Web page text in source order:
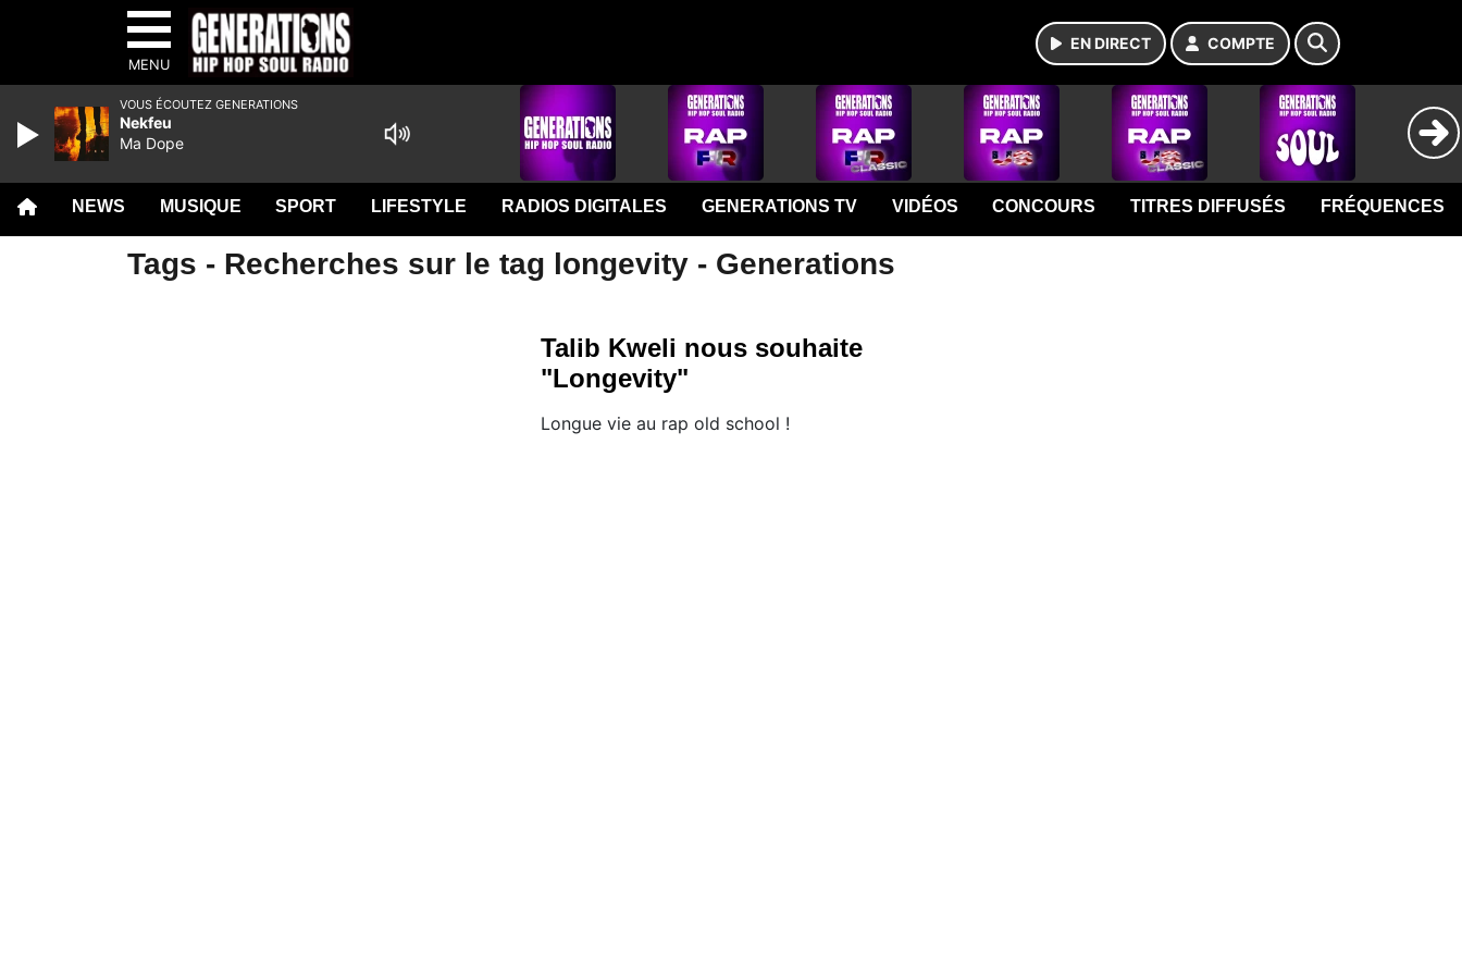
MENU
EN DIRECT COMPTE
NEWS MUSIQUE SPORT LIFESTYLE RADIOS DIGITALES GENERATIONS TV VIDÉOS CONCOURS TITRES DIFFUSÉS FRÉQUENCES
Tags - Recherches sur le tag longevity - Generations
Talib Kweli nous souhaite
"Longevity"
Longue vie au rap old school !
VOUS ÉCOUTEZ GENERATIONS
Nekfeu
Ma Dope